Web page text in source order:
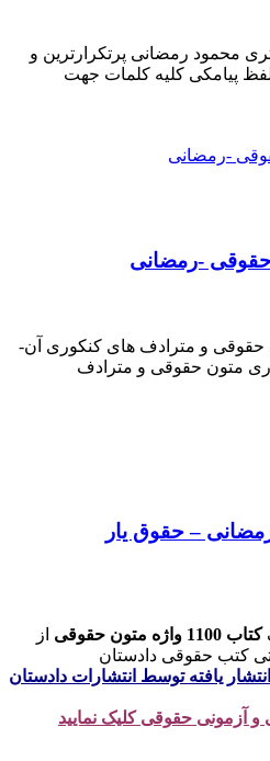
304,500 تومان
تافل دکتری محمود رمضانی پرتکرارترین و
پیامکی کلیه کلمات جهت
642,400 تومان
متون حقوقی و مترادف های کنکوری آن-
کتاب 1100 واژه متون حقوقی
از
کتب حقوقی دادستان
یافته توسط انتشارات دادستان
آزمونی حقوقی کلیک نمایید